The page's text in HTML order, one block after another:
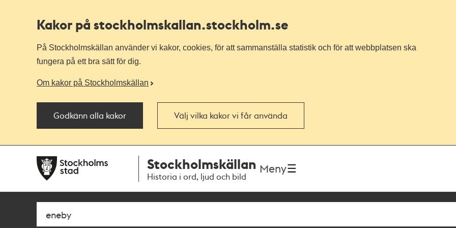
Kakor på stockholmskallan.stockholm.se
På Stockholmskällan använder vi kakor, cookies, för att sammanställa statistik och för att webbplatsen ska
fungera på ett bra sätt för dig.
Om kakor på Stockholmskällan
Godkänn alla kakor Välj vilka kakor vi får använda
navigationen
huvudinnehållet
Stockholmskällan
Historia i ord, ljud och bild
Meny
Sök